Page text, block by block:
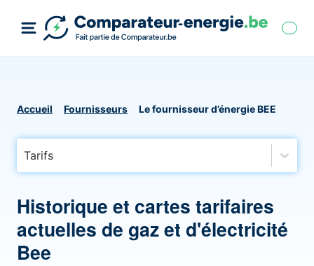
Accueil Fournisseurs Le fournisseur d’énergie BEE
Tarifs
Historique et cartes tarifaires
actuelles de gaz et d'électricité
Bee